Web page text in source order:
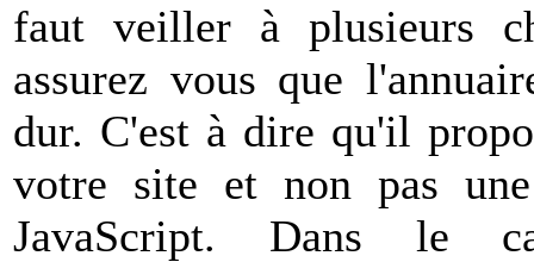
faut veiller à plusieurs
assurez vous que
dur. C'est à dire qu'il
votre site et non pas
JavaScript. Dans le